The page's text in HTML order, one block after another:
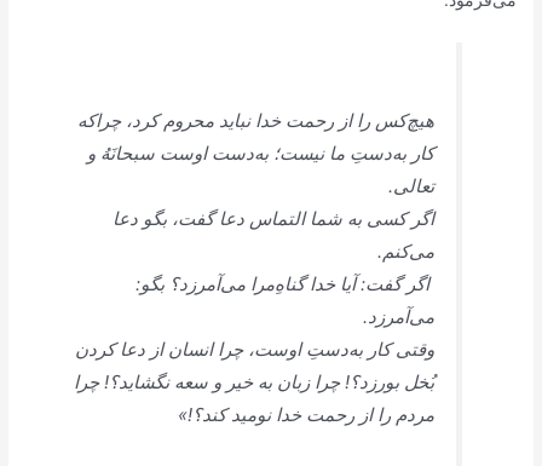
هیچ‌کس را از رحمت خدا نباید محروم کرد، چراکه
کار به‌دستِ ما نیست؛ به‌دست اوست سبحانَهُ و
تعالی.
اگر کسی به شما التماس دعا گفت، بگو دعا
می‌کنم.
اگر گفت: آیا خدا گناهِ‌مرا می‌آمرزد؟ بگو:
می‌آمرزد.
وقتی کار به‌دستِ اوست، چرا انسان از دعا کردن
بُخل بورزد؟! چرا زبان به خیر و سعه نگشاید؟! چرا
مردم را از رحمت خدا نومید کند؟!»